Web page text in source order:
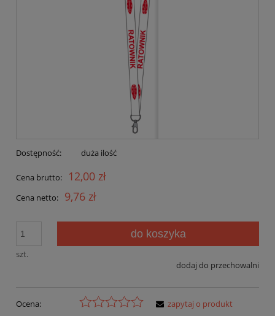
Dostępność: duża ilość
Cena brutto: 12,00 zł
Cena netto: 9,76 zł
szt.
do koszyka
dodaj do przechowalni
Ocena:
zapytaj o produkt